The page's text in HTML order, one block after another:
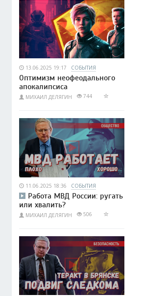
13.06.2025 19:17 СОБЫТИЯ
Оптимизм неофеодального
апокалипсиса
МИХАИЛ ДЕЛЯГИН 744
11.06.2025 18:36 СОБЫТИЯ
Работа МВД России: ругать
или хвалить?
МИХАИЛ ДЕЛЯГИН 506